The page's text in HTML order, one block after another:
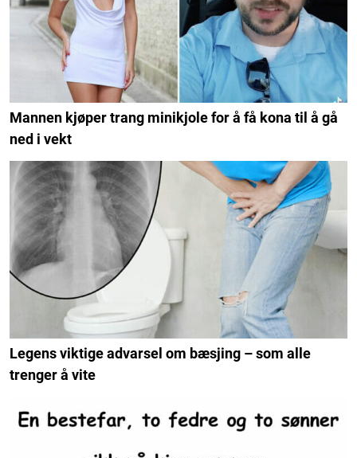
Mannen kjøper trang minikjole for å få kona til å gå
ned i vekt
Legens viktige advarsel om bæsjing – som alle
trenger å vite